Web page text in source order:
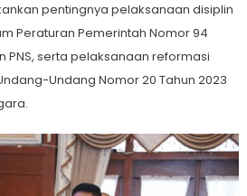
pentingnya pelaksanaan disiplin
Peraturan Pemerintah Nomor 94
PNS, serta pelaksanaan reformasi
Undang Nomor 20 Tahun 2023